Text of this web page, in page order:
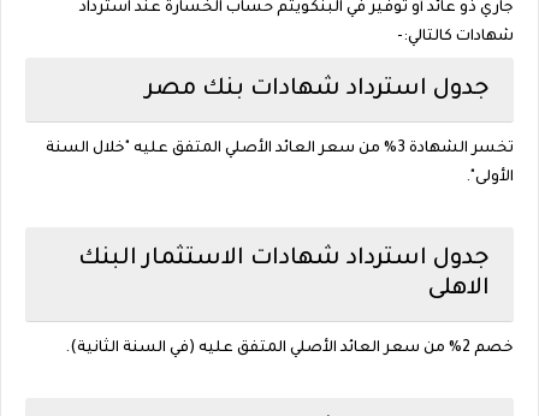
جاري ذو عائد أو توفير في البنكويتم حساب الخسارة عند استرداد
شهادات كالتالي:-
جدول استرداد شهادات بنك مصر
تخسر الشهادة 3% من سعر العائد الأصلي المتفق عليه "خلال السنة
الأولى".
جدول استرداد شهادات الاستثمار البنك
الاهلى
خصم 2% من سعر العائد الأصلي المتفق عليه (في السنة الثانية).